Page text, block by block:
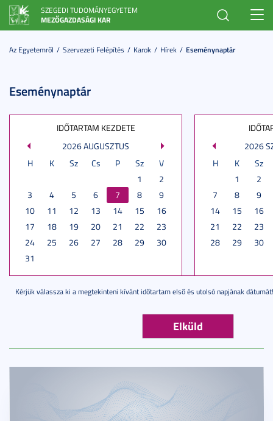
SZEGEDI TUDOMÁNYEGYETEM
MEZŐGAZDASÁGI KAR
Az Egyetemről Szervezeti Felépítés Karok Hírek Eseménynaptár
Eseménynaptár
IDŐTARTAM KEZDETE
2026 AUGUSZTUS
H
K Sz Cs P Sz
V
1
2
3
4 5 6 7 8
9
10
11 12 13 14 15
16
17
18 19 20 21 22
23
24
25 26 27 28 29
30
31
2026
H
K
Sz
1
2
7
8
9
14
15
16
21
22
23
28
29 30
Kérjük válassza ki a megtekinteni kívánt időtartam első és utolsó napjának dátumát!